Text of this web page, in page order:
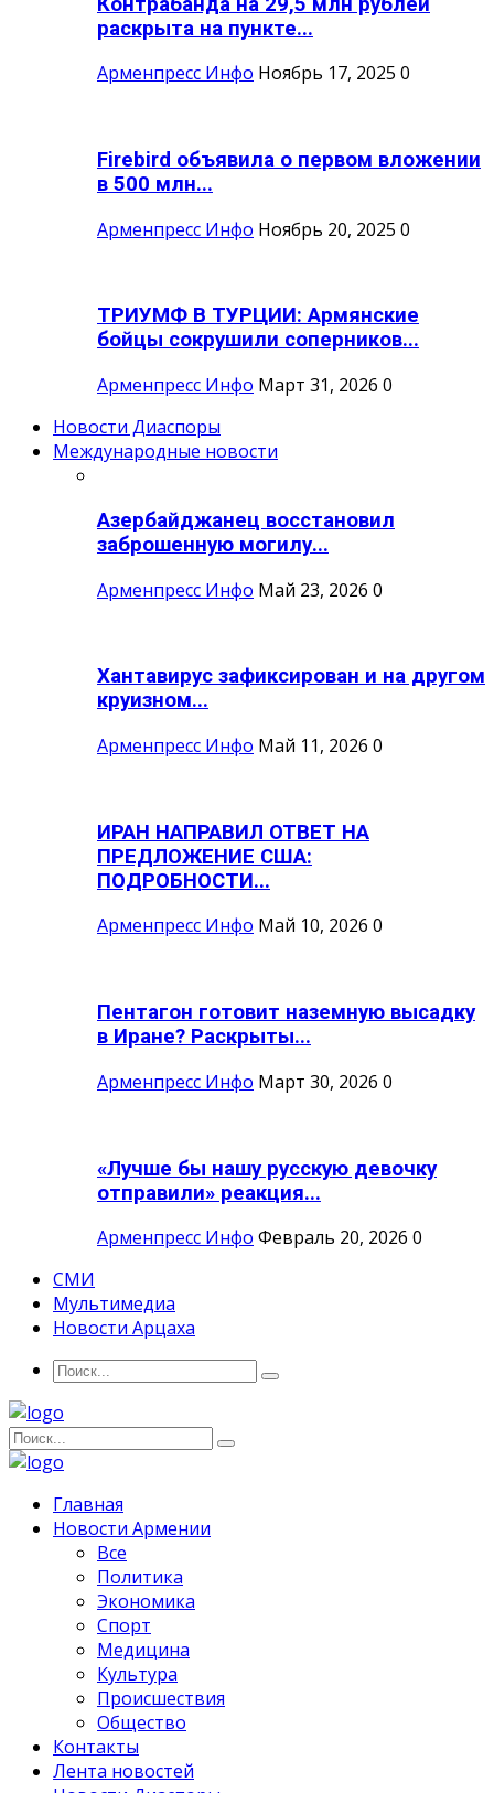
раскрыта на пункте...
Арменпресс Инфо Ноябрь 17, 2025 0
Firebird объявила о первом вложении
в 500 млн...
Арменпресс Инфо Ноябрь 20, 2025 0
ТРИУМФ В ТУРЦИИ: Армянские
бойцы сокрушили соперников...
Арменпресс Инфо Март 31, 2026 0
Новости Диаспоры
Международные новости
Азербайджанец восстановил
заброшенную могилу...
Арменпресс Инфо Май 23, 2026 0
Хантавирус зафиксирован и на другом
круизном...
Арменпресс Инфо Май 11, 2026 0
ИРАН НАПРАВИЛ ОТВЕТ НА
ПРЕДЛОЖЕНИЕ США:
ПОДРОБНОСТИ...
Арменпресс Инфо Май 10, 2026 0
Пентагон готовит наземную высадку
в Иране? Раскрыты...
Арменпресс Инфо Март 30, 2026 0
«Лучше бы нашу русскую девочку
отправили» реакция...
Арменпресс Инфо Февраль 20, 2026 0
СМИ
Мультимедиа
Новости Арцаха
Главная
Новости Армении
Все
Политика
Экономика
Спорт
Медицина
Культура
Происшествия
Общество
Контакты
Лента новостей